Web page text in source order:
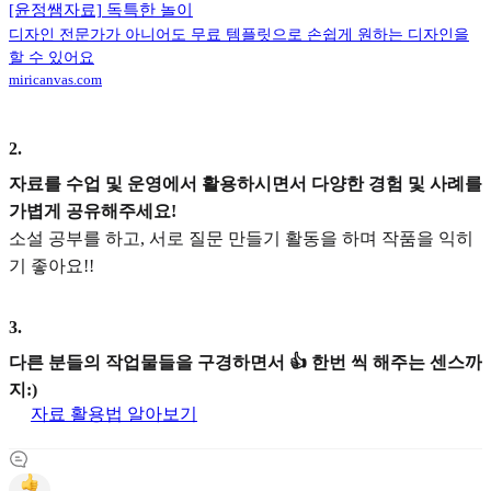
[윤정쌤자료] 독특한 놀이
디자인 전문가가 아니어도 무료 템플릿으로 손쉽게 원하는 디자인을
할 수 있어요
miricanvas.com
2.
자료를 수업 및 운영에서 활용하시면서 다양한 경험 및 사례를
가볍게 공유해주세요!
소설 공부를 하고, 서로 질문 만들기 활동을 하며 작품을 익히
기 좋아요!!
3.
다른 분들의 작업물들을 구경하면서 👍 한번 씩 해주는 센스까
지:)
자료 활용법 알아보기